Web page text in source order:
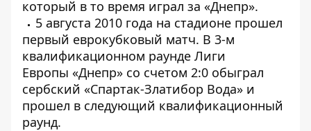
который в то время играл за «Днепр».
5 августа 2010 года на стадионе прошел
первый еврокубковый матч. В 3-м
квалификационном раунде Лиги
Европы «Днепр» со счетом 2:0 обыграл
сербский «Спартак-Златибор Вода» и
прошел в следующий квалификационный
раунд.